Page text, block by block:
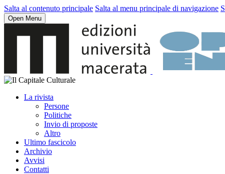
Salta al contenuto principale Salta al menu principale di navigazione
Open Menu
La rivista
Persone
Politiche
Invio di proposte
Altro
Ultimo fascicolo
Archivio
Avvisi
Contatti